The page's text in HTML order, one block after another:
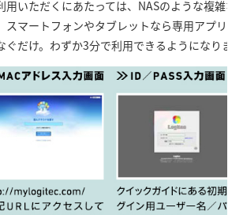
用いただくにあたっては、NASのような複雑
スマートフォンやタブレットなら専用アプリ
ぐだけ。わずか3分で利用できるようになりま